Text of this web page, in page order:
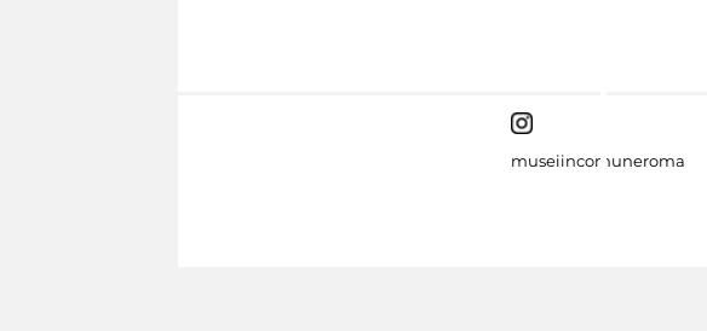
museiincomuneroma